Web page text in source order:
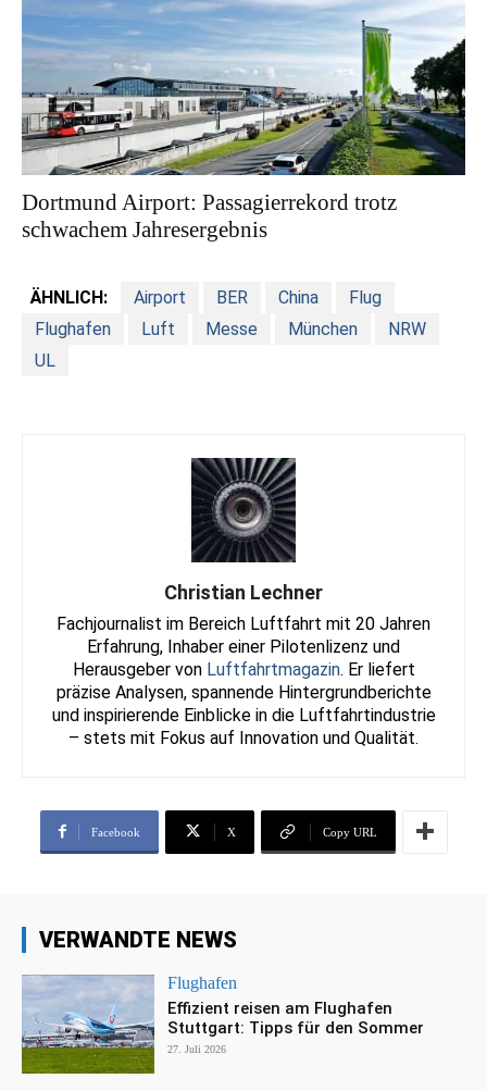
Dortmund Airport: Passagierrekord trotz
schwachem Jahresergebnis
ÄHNLICH: Airport BER China
Flug
Flughafen
Luft Messe München
NRW
UL
Christian Lechner
Fachjournalist im Bereich Luftfahrt mit 20 Jahren
Erfahrung, Inhaber einer Pilotenlizenz und
Herausgeber von Luftfahrtmagazin. Er liefert
präzise Analysen, spannende Hintergrundberichte
und inspirierende Einblicke in die Luftfahrtindustrie
– stets mit Fokus auf Innovation und Qualität.
Facebook X Copy URL
VERWANDTE NEWS
Flughafen
Effizient reisen am Flughafen
Stuttgart: Tipps für den Sommer
27. Juli 2026